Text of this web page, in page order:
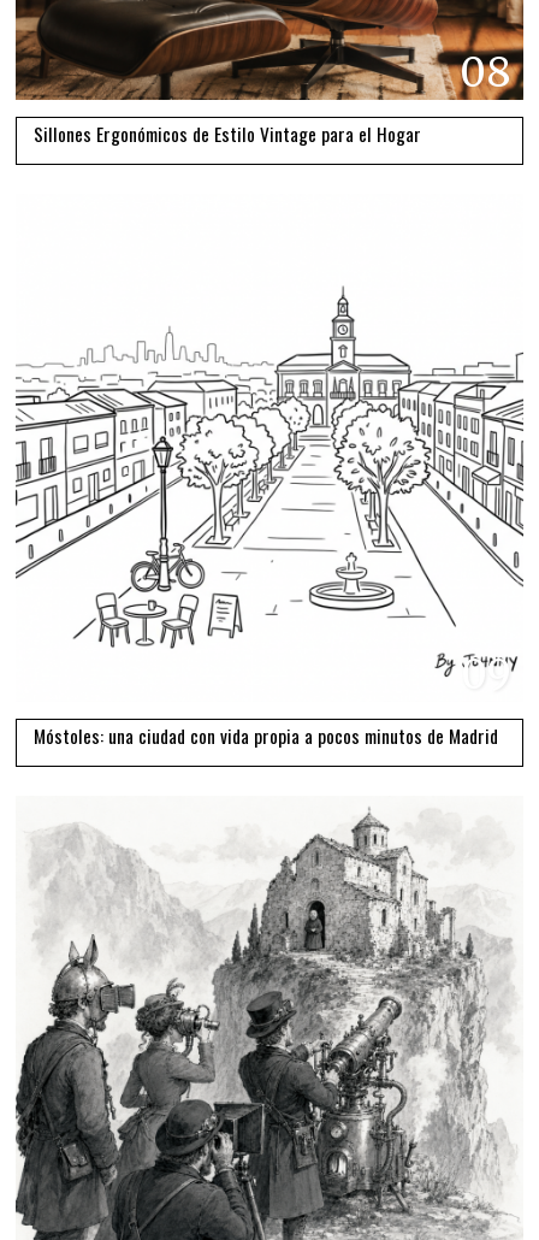
08
Sillones Ergonómicos de Estilo Vintage para el Hogar
09
Móstoles: una ciudad con vida propia a pocos minutos de Madrid